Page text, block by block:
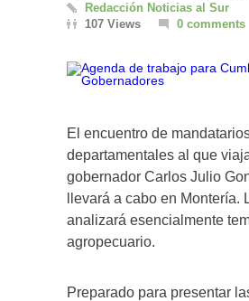
Redacción Noticias al Sur
107 Views
0 comments
El encuentro de
departamentales al que
gobernador Carlos Julio
llevará a cabo en Montería.
analizará esencialmente
agropecuario.
Preparado para presentar